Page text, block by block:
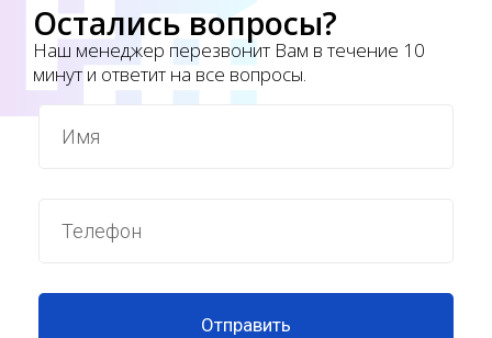
Остались вопросы?
Наш менеджер перезвонит Вам в течение 10
минут и ответит на все вопросы.
Отправить